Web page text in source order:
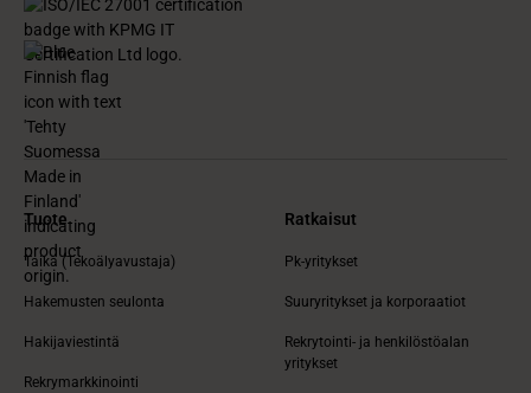
Tuote
Taika (Tekoälyavustaja)
Hakemusten seulonta
Hakijaviestintä
Rekrymarkkinointi
Ratkaisut
Pk-yritykset
Suuryritykset ja korporaatiot
Rekrytointi- ja henkilöstöalan
yritykset